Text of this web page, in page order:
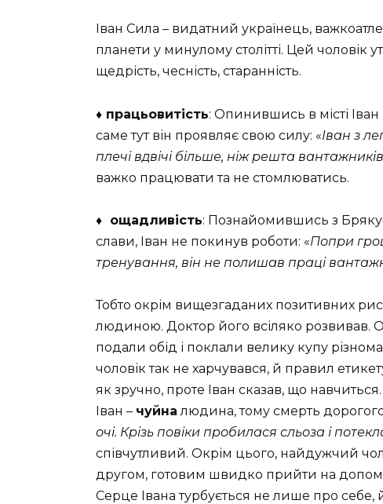
Іван Сила – видатний українець,
планети у минулому столітті. Цей чоловік
щедрість, чесність, старанність.
♦ працьовитість: Опинившись в місті
саме тут він проявляє свою силу: «Іван з
плечі вдвічі більше, ніж решта вантажників
важко працювати та не стомлюватись.
♦ ощадливість: Познайомившись з
слави, Іван не покинув роботи: «Попри
тренування, він не полишав праці
Тобто окрім вищезгаданих позитивних
людиною. Доктор його всіляко розвивав.
подали обід і поклали велику купу
чоловік так не харчувався, й правил
як зручно, проте Іван сказав, що навчиться.
Іван – чуйна людина, тому смерть
очі. Крізь повіки пробилася сльоза і
співчутливий. Окрім цього, найдужчий
другом, готовим швидко прийти на
Серце Івана турбується не лише про